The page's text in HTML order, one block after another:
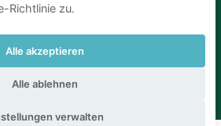
Richtlinie zu.
Alle akzeptieren
Alle ablehnen
verwalten
Parkeren Brussel
Parkplaetze Den Haag
Parken flughafen amsterdam